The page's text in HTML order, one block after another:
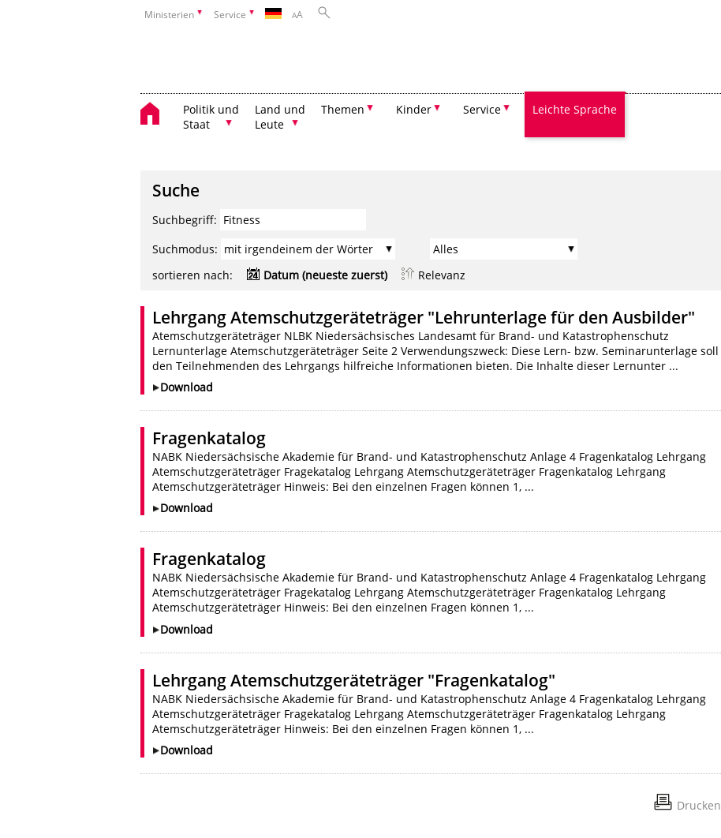
Ministerien Service AA
Politik und
Staat
Land und
Leute
Themen Kinder Service Leichte Sprache
Suche
Suchbegriff:
Suchmodus:
sortieren nach:
Datum (neueste zuerst) Relevanz
Lehrgang Atemschutzgeräteträger "Lehrunterlage für den Ausbilder"
Atemschutzgeräteträger NLBK Niedersächsisches Landesamt für Brand- und Katastrophenschutz
Lernunterlage Atemschutzgeräteträger Seite 2 Verwendungszweck: Diese Lern- bzw. Seminarunterlage soll
den Teilnehmenden des Lehrgangs hilfreiche Informationen bieten. Die Inhalte dieser Lernunter ...
Download
Fragenkatalog
NABK Niedersächsische Akademie für Brand- und Katastrophenschutz Anlage 4 Fragenkatalog Lehrgang
Atemschutzgeräteträger Fragekatalog Lehrgang Atemschutzgeräteträger Fragenkatalog Lehrgang
Atemschutzgeräteträger Hinweis: Bei den einzelnen Fragen können 1, ...
Download
Fragenkatalog
NABK Niedersächsische Akademie für Brand- und Katastrophenschutz Anlage 4 Fragenkatalog Lehrgang
Atemschutzgeräteträger Fragekatalog Lehrgang Atemschutzgeräteträger Fragenkatalog Lehrgang
Atemschutzgeräteträger Hinweis: Bei den einzelnen Fragen können 1, ...
Download
Lehrgang Atemschutzgeräteträger "Fragenkatalog"
NABK Niedersächsische Akademie für Brand- und Katastrophenschutz Anlage 4 Fragenkatalog Lehrgang
Atemschutzgeräteträger Fragekatalog Lehrgang Atemschutzgeräteträger Fragenkatalog Lehrgang
Atemschutzgeräteträger Hinweis: Bei den einzelnen Fragen können 1, ...
Download
Drucken